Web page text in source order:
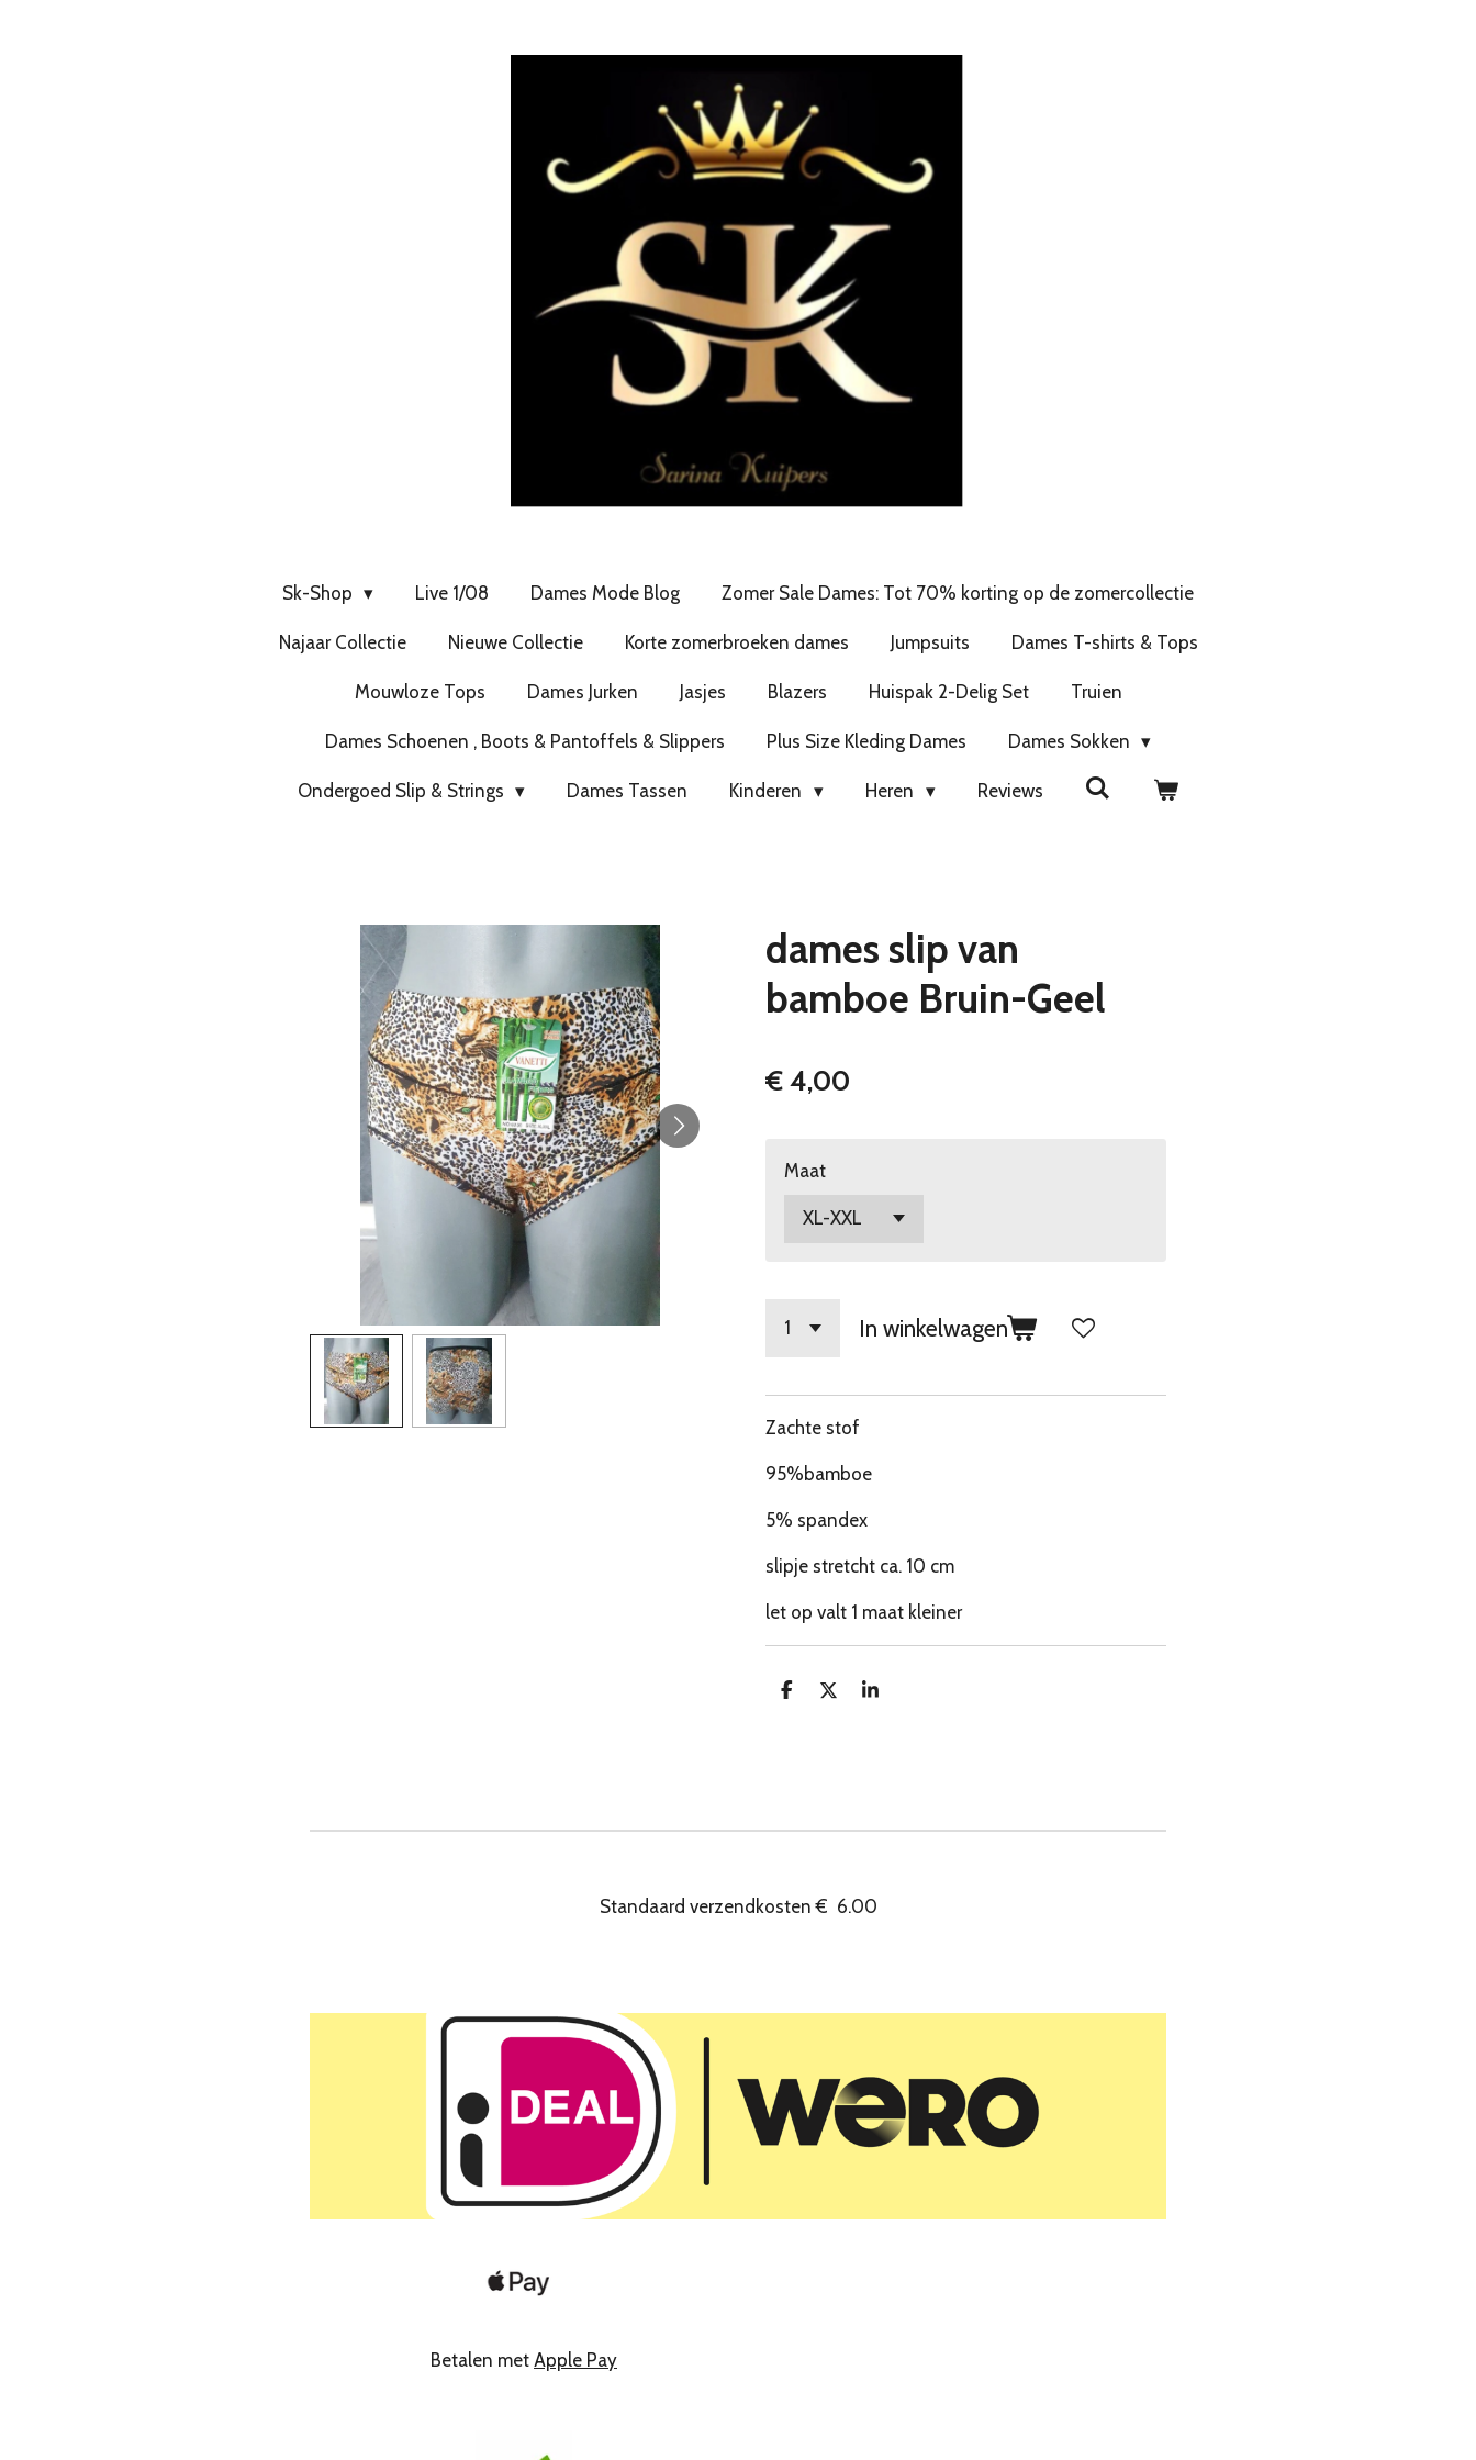
Sk-Shop Live 1/08 Dames Mode Blog Zomer Sale Dames: Tot 70% korting op de zomercollectie
Najaar Collectie Nieuwe Collectie Korte zomerbroeken dames Jumpsuits Dames T-shirts & Tops
Mouwloze Tops Dames Jurken Jasjes Blazers Huispak 2-Delig Set Truien
Dames Schoenen , Boots & Pantoffels & Slippers Plus Size Kleding Dames Dames Sokken
Ondergoed Slip & Strings Dames Tassen Kinderen Heren Reviews
dames slip van
bamboe Bruin-Geel
€ 4,00
Maat
In winkelwagen
Zachte stof
95%bamboe
5% spandex
slipje stretcht ca. 10 cm
let op valt 1 maat kleiner
D
D
S
Standaard verzendkosten€ 6.00
Betalen met Apple Pay